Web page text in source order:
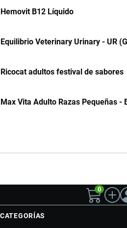
Hemovit B12 Líquido
Equilibrio Veterinary Urinary - UR
Ricocat adultos festival de sabores
Max Vita Adulto Razas Pequeñas
0
CATEGORÍAS